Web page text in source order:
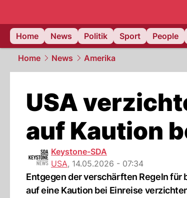
Home
News Politik Sport People
Home News Amerika
USA
auf Kaution
Keystone-SDA
USA, 14.05.2026 - 07:34
Entgegen der verschärften Regeln für
auf eine Kaution bei Einreise